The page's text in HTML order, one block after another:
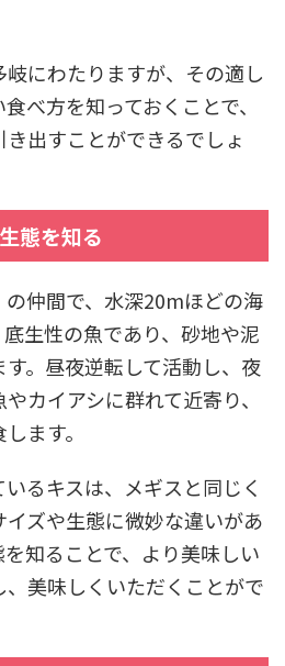
にわたりますが、その適し
べ方を知っておくことで、
出すことができるでしょ
態を知る
の仲間で、水深20mほどの海
生性の魚であり、砂地や泥
。昼夜逆転して活動し、夜
カイアシに群れて近寄り、
ます。
るキスは、メギスと同じく
ズや生態に微妙な違いがあ
知ることで、より美味しい
美味しくいただくことがで